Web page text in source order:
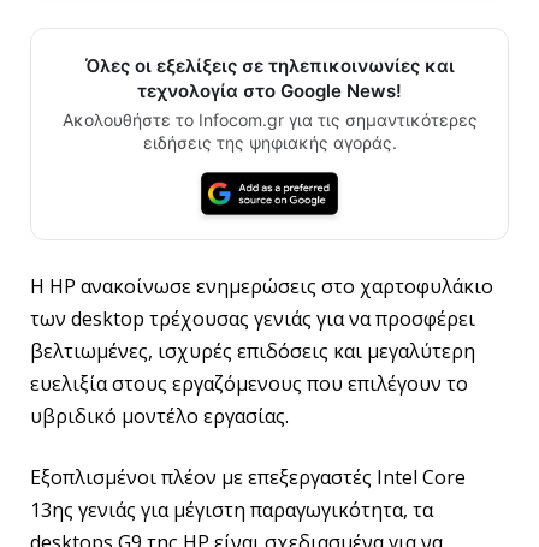
Όλες οι εξελίξεις σε τηλεπικοινωνίες και
τεχνολογία στο Google News!
Ακολουθήστε το Infocom.gr για τις σημαντικότερες
ειδήσεις της ψηφιακής αγοράς.
Η HP ανακοίνωσε ενημερώσεις στο χαρτοφυλάκιο
των desktop τρέχουσας γενιάς για να προσφέρει
βελτιωμένες, ισχυρές επιδόσεις και μεγαλύτερη
ευελιξία στους εργαζόμενους που επιλέγουν το
υβριδικό μοντέλο εργασίας.
Εξοπλισμένοι πλέον με επεξεργαστές Intel Core
13ης γενιάς για μέγιστη παραγωγικότητα, τα